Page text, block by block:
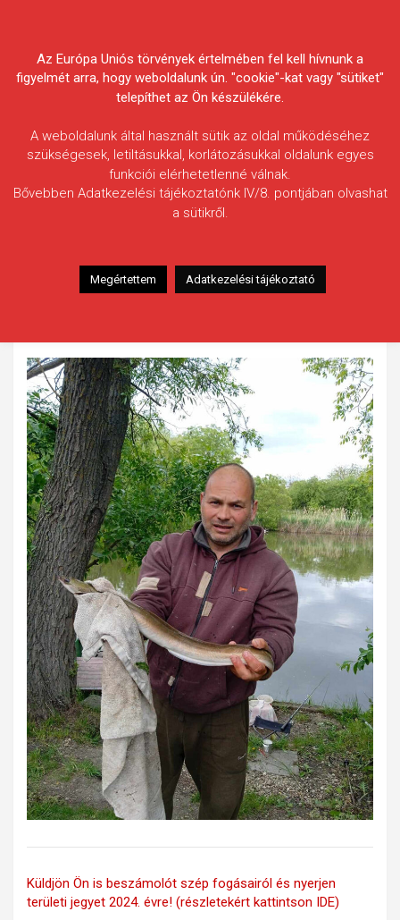
Egyesületek Szövetsége
Neibort Sándor
Halfaj: Angolna
Fogott hal adatai: 78 cm
Küldjön Ön is beszámolót szép fogásairól és nyerjen
területi jegyet 2024. évre! (részletekért kattintson IDE)
Az Európa Uniós törvények értelmében fel kell hívnunk a
figyelmét arra, hogy weboldalunk ún. "cookie"-kat vagy "sütiket"
telepíthet az Ön készülékére.
A weboldalunk által használt sütik az oldal működéséhez
szükségesek, letiltásukkal, korlátozásukkal oldalunk egyes
funkciói elérhetetlenné válnak.
Bővebben Adatkezelési tájékoztatónk IV/8. pontjában olvashat
a sütikről.
Megértettem Adatkezelési tájékoztató